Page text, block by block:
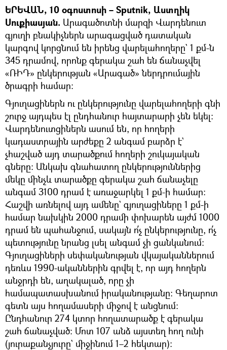
ԵՐԵՎԱՆ, 10 օգոստոսի – Sputnik, Աստղիկ
Սուքիասյան. Արագածոտնի մարզի Վարդենուտ
գյուղի բնակիչներն արագացված դատական
կարգով կորցնում են իրենց վարելահողերը` 1 քմ-ն
345 դրամով, որոնք գերակա շահ են ճանաչվել
«ՌԻԴ» ընկերության «Արագած» ներդրումային
ծրագրի համար:
Գյուղացիներն ու ընկերությունը վարելահողերի գնի
շուրջ այդպես էլ ընդհանուր հայտարարի չեն եկել։
Վարդենուտցիներն ասում են, որ հողերի
կադաստրային արժեքը 2 անգամ բարձր է`
չհաշված այդ տարածքում հողերի շուկայական
գները։ Անկախ գնահատող ընկերություններից
մեկը մինչև տարածքը գերակա շահ ճանաչելը
անգամ 3100 դրամ է առաջարկել 1 քմ-ի համար։
Հաշվի առնելով այդ ամենը` գյուղացիները 1 քմ-ի
համար նախկին 2000 դրամի փոխարեն այժմ 1000
դրամ են պահանջում, սակայն ո՛չ ընկերությունը, ո՛չ
պետությունը նրանց լսել անգամ չի ցանկանում։
Գյուղացիների սեփականության վկայականներում
դեռևս 1990-ականներին գրվել է, որ այդ հողերն
անջրդի են, աղակալած, որը չի
համապատասխանում իրականությանը։ Գեղարոտ
գետն այս հողամասերի միջով է անցնում։
Ընդհանուր 274 կտոր հողատարածք է գերակա
շահ ճանաչված։ Մոտ 107 անձ այստեղ հող ունի
(յուրաքանչյուրը` միջինում 1–2 հեկտար)։